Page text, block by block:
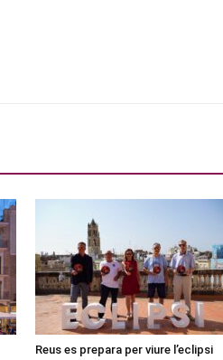
Reus es prepara per viure l’eclipsi